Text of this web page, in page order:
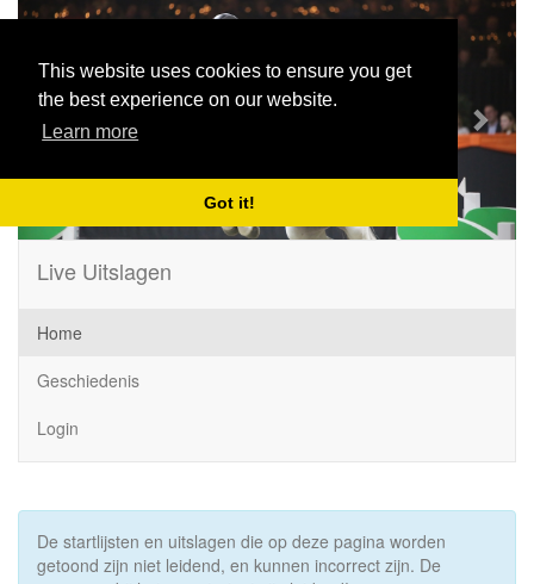
This website uses cookies to ensure you get
the best experience on our website.
Learn more
Got it!
Previous Next
Live Uitslagen
Home
Geschiedenis
Login
De startlijsten en uitslagen die op deze pagina worden
getoond zijn niet leidend, en kunnen incorrect zijn. De